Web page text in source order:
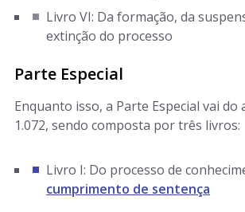
Livro VI: Da formação, da
extinção do processo
Parte Especial
Enquanto isso, a Parte Especial vai do
1.072, sendo composta por três livros:
Livro I: Do processo de
cumprimento de sentença